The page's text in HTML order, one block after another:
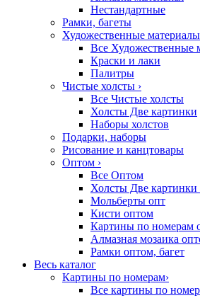
Нестандартные
Рамки, багеты
Художественные материалы
Все Художественные
Краски и лаки
Палитры
Чистые холсты ›
Все Чистые холсты
Холсты Две картинки
Наборы холстов
Подарки, наборы
Рисование и канцтовары
Оптом ›
Все Оптом
Холсты Две картинки
Мольберты опт
Кисти оптом
Картины по номерам
Алмазная мозаика
Рамки оптом, багет
Весь каталог
Картины по номерам›
Все картины по